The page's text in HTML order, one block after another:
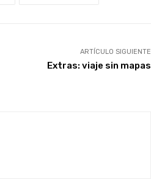
ARTÍCULO SIGUIENTE
Extras: viaje sin mapas